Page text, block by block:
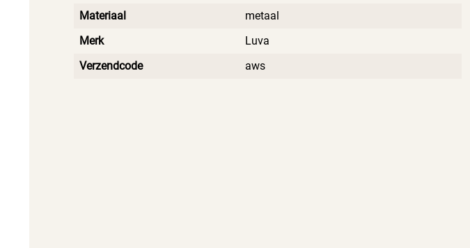
Materiaal
metaal
Merk
Luva
Verzendcode
aws